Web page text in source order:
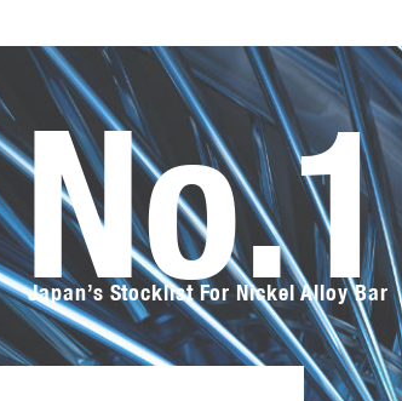
オ
ー
サ
No.1
Japan’s Stocklist For Nickel Alloy Bar
F